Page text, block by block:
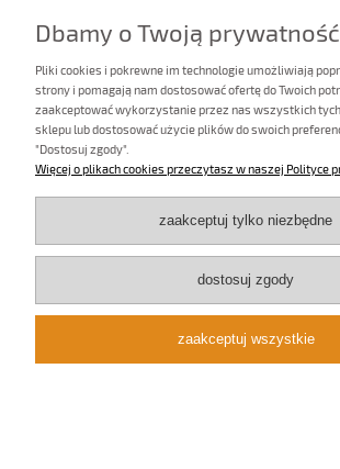
Lampa wisząca nad duży stół - szkło
51268/9
Ilość:
do koszyka
Dbamy o Twoją prywatność
Pliki cookies i pokrewne im technologie umożliwiają
strony i pomagają nam dostosować ofertę do Twoich
zaakceptować wykorzystanie przez nas wszystkich
sklepu lub dostosować użycie plików do swoich
"Dostosuj zgody".
Więcej o plikach cookies przeczytasz w naszej Polityce
zaakceptuj tylko niezbędne
dostosuj zgody
zaakceptuj wszystkie